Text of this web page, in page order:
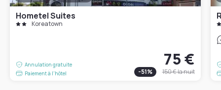
Hometel Suites
Koreatown
Annulation gratuite
Paiement à l'hôtel
75 €
-51% 150 €la nuit